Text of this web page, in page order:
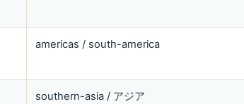
americas / south-america
southern-asia / アジア